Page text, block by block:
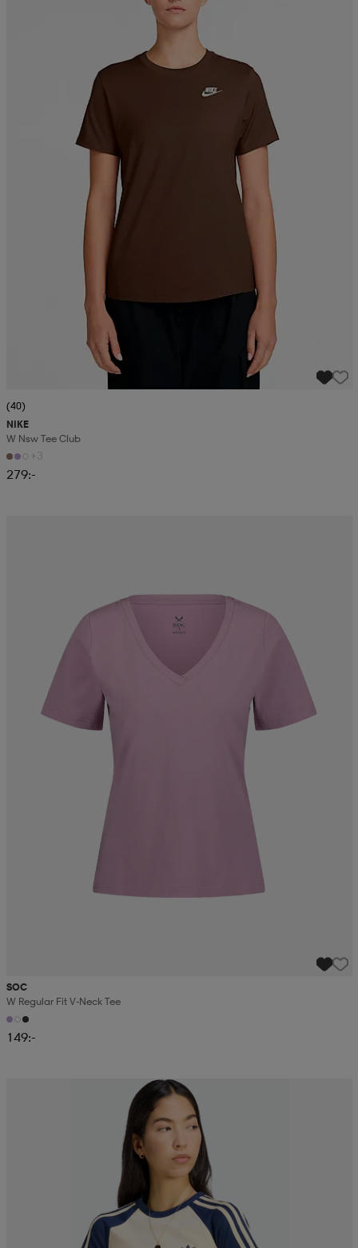
(40)
NIKE
W Nsw Tee Club
+3
279:-
SOC
W Regular Fit V-Neck Tee
149:-